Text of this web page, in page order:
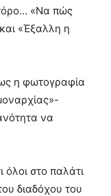
«Να πώς
και «Έξαλλη η
η φωτογραφία
να
όλοι στο παλάτι
διαδόχου του